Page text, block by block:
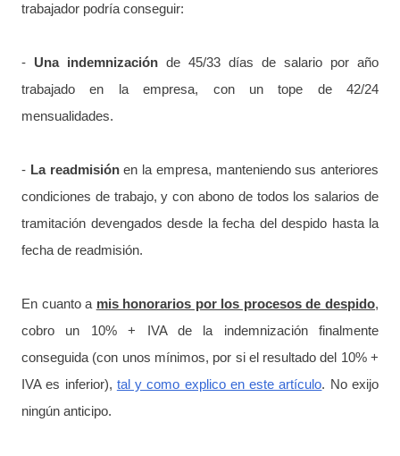
trabajador podría conseguir:
- Una indemnización de 45/33 días de salario por año
trabajado en la empresa, con un tope de 42/24
mensualidades.
- La readmisiónen la empresa, manteniendo sus anteriores
condiciones de trabajo, y con abono de todos los salarios de
tramitación devengados desde la fecha del despido hasta la
fecha de readmisión.
En cuanto a mis honorarios por los procesos de despido,
cobro un 10% + IVA de la indemnización finalmente
conseguida (con unos mínimos, por si el resultado del 10% +
IVA es inferior), tal y como explico en este artículo. No exijo
ningún anticipo.